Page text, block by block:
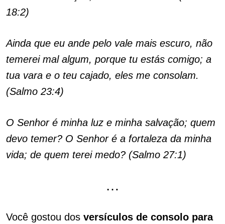
18:2)
Ainda que eu ande pelo vale mais escuro, não
temerei mal algum, porque tu estás comigo; a
tua vara e o teu cajado, eles me consolam.
(Salmo 23:4)
O Senhor é minha luz e minha salvação; quem
devo temer? O Senhor é a fortaleza da minha
vida; de quem terei medo? (Salmo 27:1)
…
Você gostou dos versículos de consolo para